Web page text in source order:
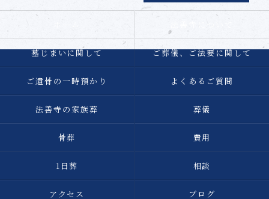
墓じまいに関して ご葬儀、ご法要に関して
ご遺骨の一時預かり よくあるご質問
法善寺の家族葬 葬儀
骨葬 費用
1日葬 相談
アクセス ブログ